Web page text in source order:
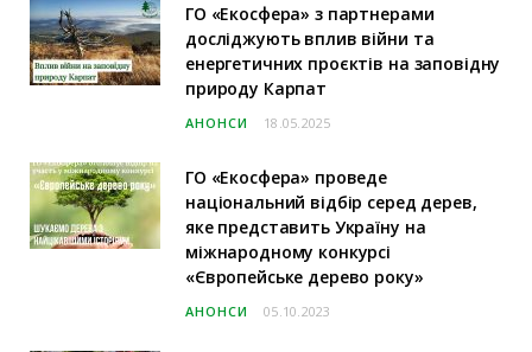
ГО «Екосфера» з партнерами
досліджують вплив війни та
енергетичних проєктів на заповідну
природу Карпат
АНОНСИ 18.05.2025
ГО «Екосфера» проведе
національний відбір серед дерев,
яке представить Україну на
міжнародному конкурсі
«Європейське дерево року»
АНОНСИ 05.10.2023